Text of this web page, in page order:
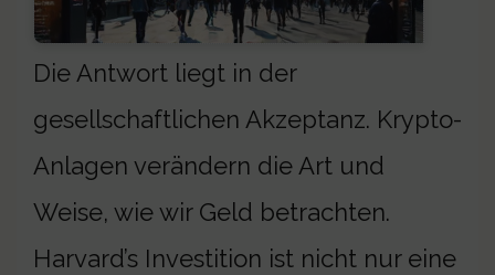
Die Antwort liegt in der
gesellschaftlichen Akzeptanz. Krypto-
Anlagen verändern die Art und
Weise, wie wir Geld betrachten.
Harvard’s Investition ist nicht nur eine